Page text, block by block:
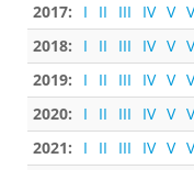
2017:
I II III IV V
2018:
I II III IV V
2019:
I II III IV V
2020:
I II III IV V
2021:
I II III IV V